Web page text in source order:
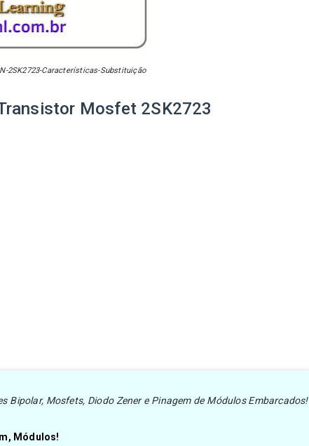
2SK2723-Características-Substituição
Mosfet 2SK2723
Mosfets, Diodo Zener e Pinagem de Módulos Embarcados!
Módulos!